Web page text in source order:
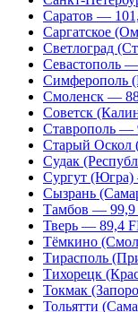
Саратов —
Саргатское
Светлоград
Севастополь
Симферополь
Смоленск —
Советск
Ставрополь —
Старый Оскол
Судак
Сургут
Сызрань
Тамбов — 99,9
Тверь — 89,4
Тёмкино
Тирасполь
Тихорецк
Токмак
Тольятти